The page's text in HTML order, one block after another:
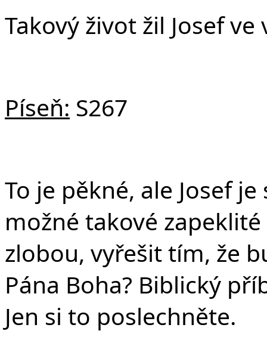
Takový život žil Josef
Píseň: S267
To je pěkné, ale Josef
možné takové
zlobou, vyřešit tím, že
Pána Boha? Biblický
Jen si to poslechněte.